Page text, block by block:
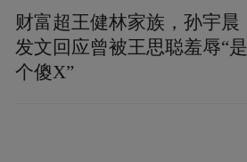
财富超王健林家族，孙宇晨
发文回应曾被王思聪羞辱“是
个傻X”